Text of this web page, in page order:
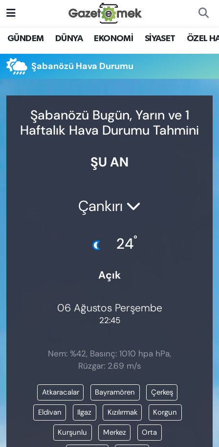
GÜNDEM DÜNYA EKONOMİ SİYASET ÖZEL
Şabanözü Hava Durumu
Şabanözü Bugün, Yarın ve 1
Haftalık Hava Durumu Tahmini
ŞU AN
Çankırı
24°
Açık
06 Ağustos Perşembe
22:45
Nem: %42, Basınç: 1010 hpa hPa,
Rüzgar: 2.69 m/s
Atkaracalar Bayramören Çerkeş
Eldivan Ilgaz Kızılırmak Korgun
Kurşunlu Merkez Orta
DÜNYA
EKONOMİ
YENİ MEDYADA EMEK
GAZETECİLİĞİNİ GELİŞTİRMEK
ÖZEL HABER
SİYASET
VAN VE DİYARBAKIR HABERLERİ
Nöbetçi Eczaneler
Hava Durumu
Trafik Durumu
Süper Lig Puan Durumu ve Fikstür